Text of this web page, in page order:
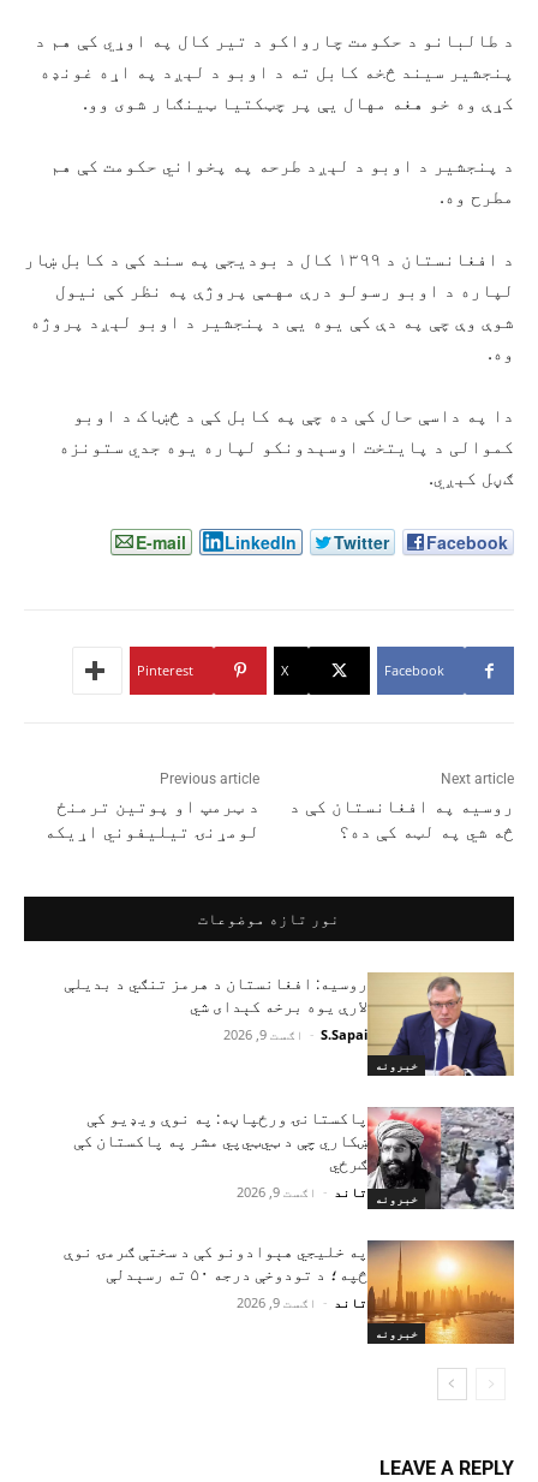
د طالبانو د حکومت چارواکو د تیر کال په اوړي کې هم د
پنجشیر سیند څخه کابل ته د اوبو د لېږد په اړه غونډه
کړې وه خو هغه مهال یې پر چټکتیا ټینګار شوی وو.
د پنجشیر د اوبو د لېږد طرحه په پخواني حکومت کې هم
مطرح وه.
د افغانستان د ۱۳۹۹ کال د بودیجې په سند کې د کابل ښار
لپاره د اوبو رسولو درې مهمې پروژې په نظر کې نیول
شوې وې چې په دې کې یوه یې د پنجشیر د اوبو لېږد پروژه
وه.
دا په داسې حال کې ده چې په کابل کې د څښاک د اوبو
کموالی د پایتخت اوسېدونکو لپاره یوه جدي ستونزه
ګڼل کېږي.
Facebook
Twitter
LinkedIn
E-mail
Facebook
X
Pinterest
Previous article
د ټرمپ او پوتین ترمنځ
لومړنۍ تیلیفوني اړیکه
Next article
روسيه په افغانستان کې د
څه شي په لټه کې ده؟
نور تازه موضوعات
خبرونه
روسیه: افغانستان د هرمز تنګي د بدیلې
لارې یوه برخه کېدای شي
S.Sapai
- اګست 9, 2026
خبرونه
پاکستانۍ ورځپاڼه: په نوې ویډیو کې
ښکاري چې د ټي‌ټي‌پي مشر په پاکستان کې
ګرځي
تاند - اګست 9, 2026
خبرونه
په خلیجي هېوادونو کې د سختې ګرمۍ نوې
څپه؛ د تودوخې درجه ۵۰ ته رسېدلې
تاند - اګست 9, 2026
LEAVE A REPLY